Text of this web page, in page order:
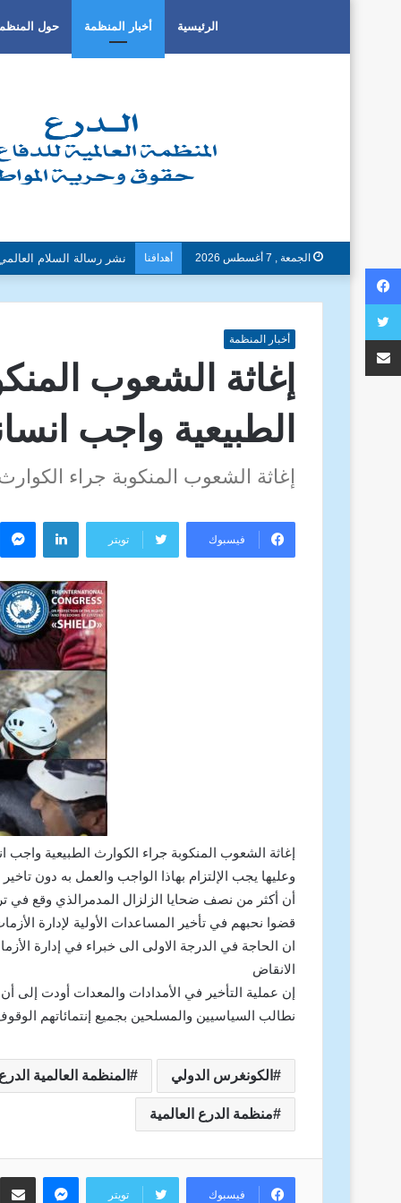
الرئيسية أخبار المنظمة حول
الجمعة , 7 أغسطس 2026 أهدافنا دون تمييز بسبب العرق او
أخبار المنظمة
إغاثة الشعوب
الطبيعية واجب
إغاثة الشعوب المنكوبة جراء
فيسبوك تويتر
لينكدإن
إغاثة الشعوب المنكوبة جراء الكوارث الطبيعية
وعليها يجب الإلتزام بهاذا الواجب والعمل به دون تاخير
أن أكثر من نصف ضحايا الزلزال المدمرالذي وقع في
قضوا نحبهم في تأخير المساعدات الأولية لإدارة
ان الحاجة في الدرجة الاولى الى خبراء في إدارة
الانقاض
إن عملية التأخير في الأمدادات والمعدات أودت إلى
نطالب السياسيين والمسلحين بجميع إنتمائاتهم
الكونغرس الدولي المنظمة العالمية الدرع
منظمة الدرع العالمية
فيسبوك تويتر
ماسنجر
فيسبوك
تويتر
مشاركة عبر البريد